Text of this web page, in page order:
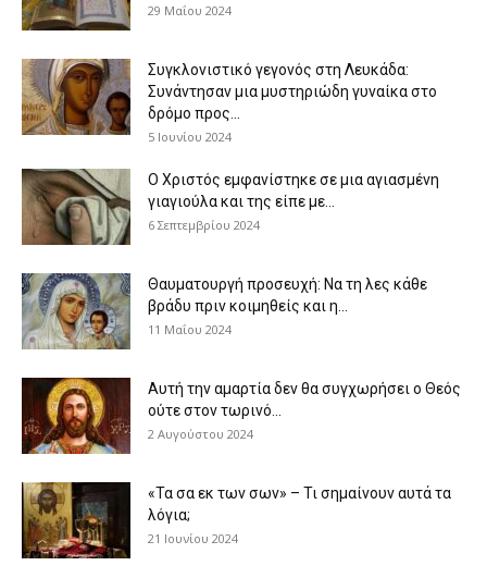
29 Μαΐου 2024
Συγκλονιστικό γεγονός στη Λευκάδα:
Συνάντησαν μια μυστηριώδη γυναίκα στο
δρόμο προς...
5 Ιουνίου 2024
Ο Χριστός εμφανίστηκε σε μια αγιασμένη
γιαγιούλα και της είπε με...
6 Σεπτεμβρίου 2024
Θαυματουργή προσευχή: Να τη λες κάθε
βράδυ πριν κοιμηθείς και η...
11 Μαΐου 2024
Αυτή την αμαρτία δεν θα συγχωρήσει ο Θεός
ούτε στον τωρινό...
2 Αυγούστου 2024
«Τα σα εκ των σων» – Τι σημαίνουν αυτά τα
λόγια;
21 Ιουνίου 2024